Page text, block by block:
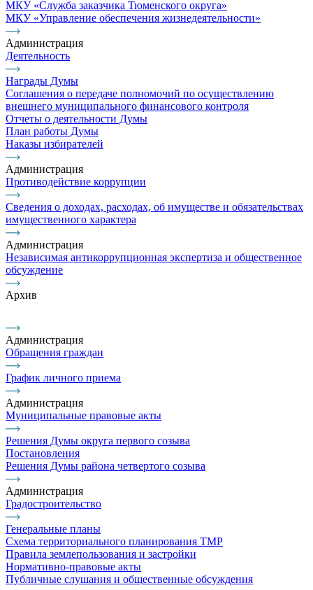
МКУ «Служба заказчика Тюменского округа»
МКУ «Управление обеспечения жизнедеятельности»
Администрация
Деятельность
Награды Думы
Соглашения о передаче полномочий по осуществлению
внешнего муниципального финансового контроля
Отчеты о деятельности Думы
План работы Думы
Наказы избирателей
Администрация
Противодействие коррупции
Сведения о доходах, расходах, об имуществе и обязательствах
имущественного характера
Администрация
Независимая антикоррупционная экспертиза и общественное
обсуждение
Архив
Администрация
Обращения граждан
График личного приема
Администрация
Муниципальные правовые акты
Решения Думы округа первого созыва
Постановления
Решения Думы района четвертого созыва
Администрация
Градостроительство
Генеральные планы
Схема территориального планирования ТМР
Правила землепользования и застройки
Нормативно-правовые акты
Публичные слушания и общественные обсуждения